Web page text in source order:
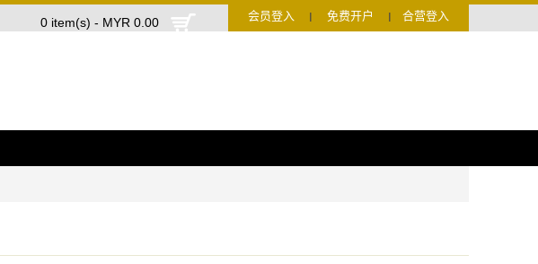
0 item(s) - MYR 0.00 会员登入 免费开户 合营登入